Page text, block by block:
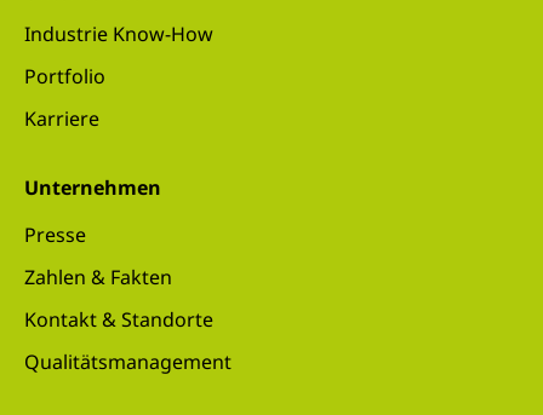
Industrie Know-How
Portfolio
Karriere
Unternehmen
Presse
Zahlen & Fakten
Kontakt & Standorte
Qualitätsmanagement